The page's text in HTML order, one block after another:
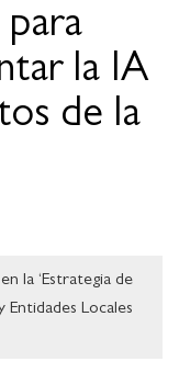
la IA
de la
la ‘Estrategia de
Locales